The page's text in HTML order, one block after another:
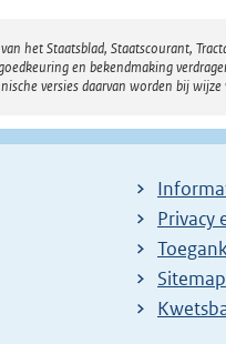
het Staatsblad, Staatscourant,
en bekendmaking
versies daarvan worden bij wijze
Privacy
Sitemap
E